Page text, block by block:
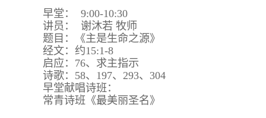
早堂： 9:00-10:30
讲员： 谢沐若 牧师
题目：《主是生命之源》
经文：约15:1-8
启应：76、求主指示
诗歌：58、197、293、304
早堂献唱诗班：
常青诗班《最美丽圣名》